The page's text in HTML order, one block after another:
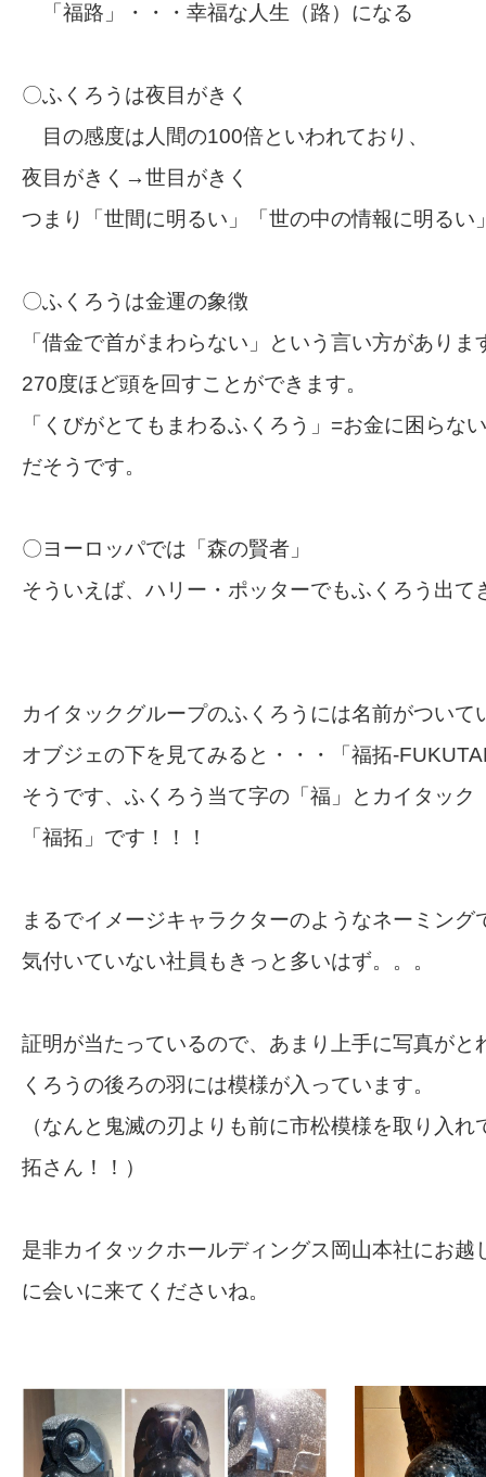
「福路」・・・幸福な人生（路）になる
〇ふくろうは夜目がきく
目の感度は人間の100倍といわれており、
夜目がきく→世目がきく
つまり「世間に明るい」「世の中の情報に明るい
〇ふくろうは金運の象徴
「借金で首がまわらない」という言い方があり
270度ほど頭を回すことができます。
「くびがとてもまわるふくろう」=お金に困らない
だそうです。
〇ヨーロッパでは「森の賢者」
そういえば、ハリー・ポッターでもふくろう出て
カイタックグループのふくろうには名前がついて
オブジェの下を見てみると・・・「福拓-
そうです、ふくろう当て字の「福」とカイタック
「福拓」です！！！
まるでイメージキャラクターのようなネーミング
気付いていない社員もきっと多いはず。。。
証明が当たっているので、あまり上手に写真がと
くろうの後ろの羽には模様が入っています。
（なんと鬼滅の刃よりも前に市松模様を取り入
拓さん！！）
是非カイタックホールディングス岡山本社にお越
に会いに来てくださいね。